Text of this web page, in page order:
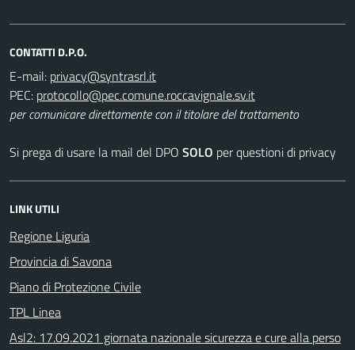
CONTATTI D.P.O.
E-mail:
PEC:
per comunicare direttamente con il titolare del trattamento
Si prega di usare la mail del DPO SOLO per questioni di privacy
LINK UTILI
Regione Liguria
Provincia di Savona
Piano di Protezione Civile
TPL Linea
Asl2: 17.09.2021 giornata nazionale sicurezza e cure alla perso